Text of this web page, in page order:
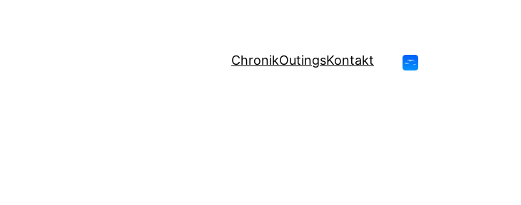
ChronikOutingsKontakt